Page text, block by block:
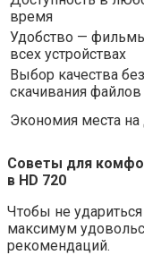
время
Удобство —
всех устройствах
Выбор качества без
скачивания файлов
Экономия места на
Советы для
в HD 720
Чтобы не
максимум
рекомендаций.